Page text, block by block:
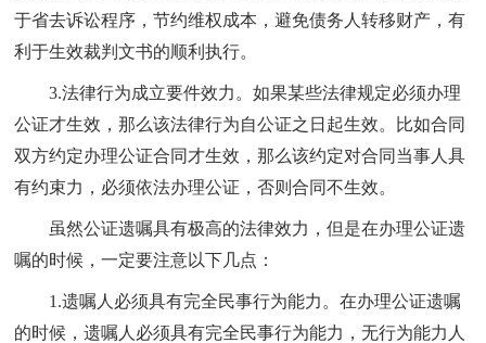
于省去诉讼程序，节约维权成本，避免债务人转移财产，有
利于生效裁判文书的顺利执行。
3.法律行为成立要件效力。如果某些法律规定必须办理
公证才生效，那么该法律行为自公证之日起生效。比如合同
双方约定办理公证合同才生效，那么该约定对合同当事人具
有约束力，必须依法办理公证，否则合同不生效。
虽然公证遗嘱具有极高的法律效力，但是在办理公证遗
嘱的时候，一定要注意以下几点：
1.遗嘱人必须具有完全民事行为能力。在办理公证遗嘱
的时候，遗嘱人必须具有完全民事行为能力，无行为能力人